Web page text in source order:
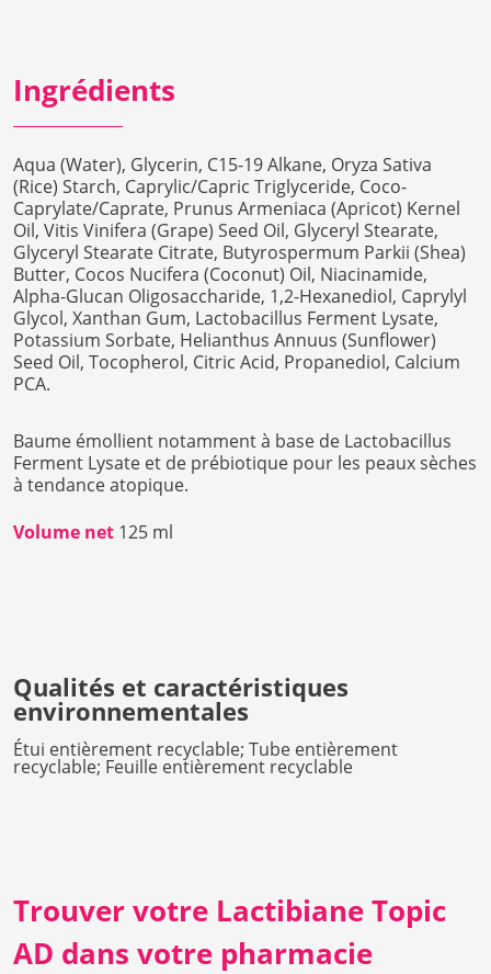
Ingrédients
Aqua (Water), Glycerin, C15-19 Alkane, Oryza Sativa
(Rice) Starch, Caprylic/Capric Triglyceride, Coco-
Caprylate/Caprate, Prunus Armeniaca (Apricot) Kernel
Oil, Vitis Vinifera (Grape) Seed Oil, Glyceryl Stearate,
Glyceryl Stearate Citrate, Butyrospermum Parkii (Shea)
Butter, Cocos Nucifera (Coconut) Oil, Niacinamide,
Alpha-Glucan Oligosaccharide, 1,2-Hexanediol, Caprylyl
Glycol, Xanthan Gum, Lactobacillus Ferment Lysate,
Potassium Sorbate, Helianthus Annuus (Sunflower)
Seed Oil, Tocopherol, Citric Acid, Propanediol, Calcium
PCA.
Baume émollient notamment à base de Lactobacillus
Ferment Lysate et de prébiotique pour les peaux sèches
à tendance atopique.
Volume net 125 ml
Qualités et caractéristiques
environnementales
Étui entièrement recyclable; Tube entièrement
recyclable; Feuille entièrement recyclable
Trouver votre Lactibiane Topic
AD dans votre pharmacie